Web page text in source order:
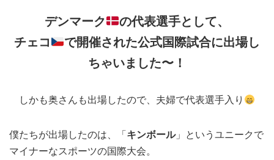
デンマーク
の代表選手として、
チェコ
で開催された公式国際試合に出場し
ちゃいました〜！
しかも奥さんも出場したので、夫婦で代表選手入り
僕たちが出場したのは、「キンボール」というユニークで
マイナーなスポーツの国際大会。